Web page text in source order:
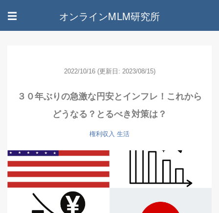
☰ オンラインMLM研究所
2022/10/16 (更新日: 2023/08/15)
３０年ぶりの急激な円安とインフレ！これから
どうなる？とるべき対策は？
権利収入 生活